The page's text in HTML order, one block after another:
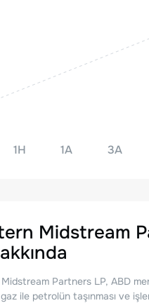
1H 1A 3A
Midstream
Partners LP, ABD
ile petrolün taşınması ve